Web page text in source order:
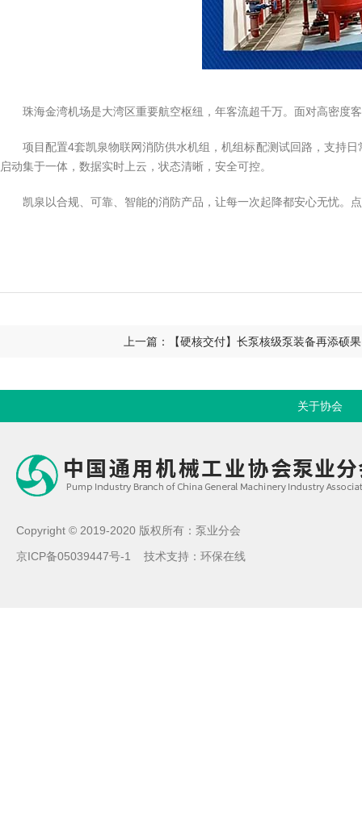
珠海金湾机场是大湾区重要航空枢纽，年客流超千万。面对高密度
项目配置4套凯泉物联网消防供水机组，机组标配测试回路，支持
启动集于一体，数据实时上云，状态清晰，安全可控。
凯泉以合规、可靠、智能的消防产品，让每一次起降都安心无忧。
上一篇：【硬核交付】长泵核级泵装备再添硕果
关于协会
Copyright © 2019-2020 版权所有：泵业分会
京ICP备05039447号-1
技术支持： 环保在线